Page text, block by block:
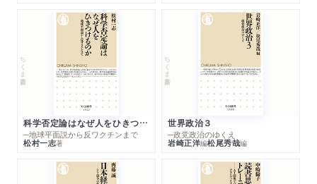
ちくま新書
科学否定論はなぜ人をひきつけるのか
─地球平面説から反ワクチンまで
松村一志著
ちくま新書
世界政治３
─政党政治のゆくえ
岩崎正洋編松尾秀哉編